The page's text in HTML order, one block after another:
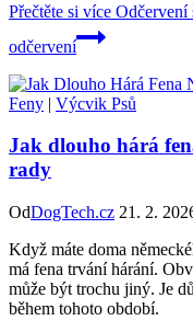
Přečtěte si více Odčervení
odčervení
Feny | Výcvik Psů
Jak dlouho hárá
rady
OdDogTech.cz 21. 2.
Když máte doma
má fena trvání hárání.
může být trochu jiný. Je
během tohoto období.